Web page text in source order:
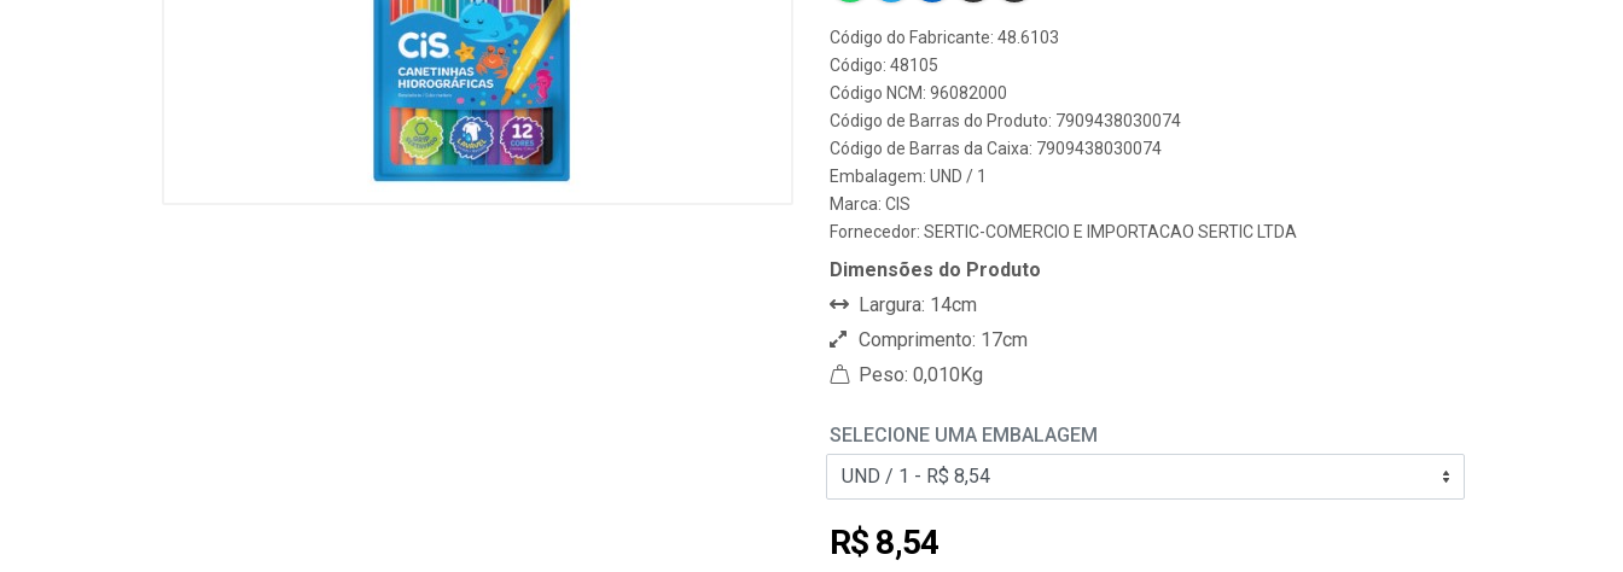
Código do Fabricante: 48.6103
Código: 48105
Código NCM: 96082000
Código de Barras do Produto: 7909438030074
Código de Barras da Caixa: 7909438030074
Embalagem: UND / 1
Marca: CIS
Fornecedor: SERTIC-COMERCIO E IMPORTACAO SERTIC LTDA
Dimensões do Produto
Largura: 14cm
Comprimento: 17cm
Peso: 0,010Kg
SELECIONE UMA EMBALAGEM
R$ 8,54